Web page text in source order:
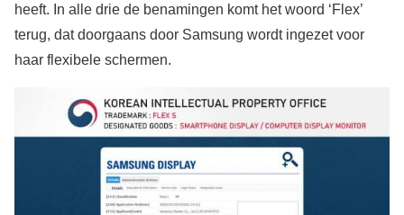
heeft. In alle drie de benamingen komt het woord ‘Flex’
terug, dat doorgaans door Samsung wordt ingezet voor
haar flexibele schermen.